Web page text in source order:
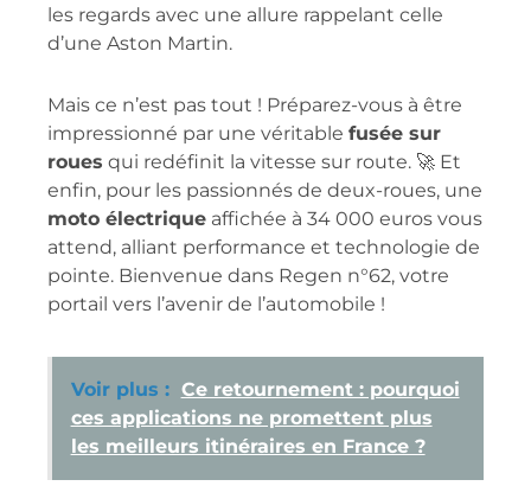
les regards avec une allure rappelant celle
d’une Aston Martin.
Mais ce n’est pas tout ! Préparez-vous à être
impressionné par une véritable fusée sur
roues qui redéfinit la vitesse sur route. 🚀 Et
enfin, pour les passionnés de deux-roues, une
moto électriqueaffichée à 34 000 euros vous
attend, alliant performance et technologie de
pointe. Bienvenue dans Regen n°62, votre
portail vers l’avenir de l’automobile !
Voir plus : Ce retournement : pourquoi
ces applications ne promettent plus
les meilleurs itinéraires en France ?